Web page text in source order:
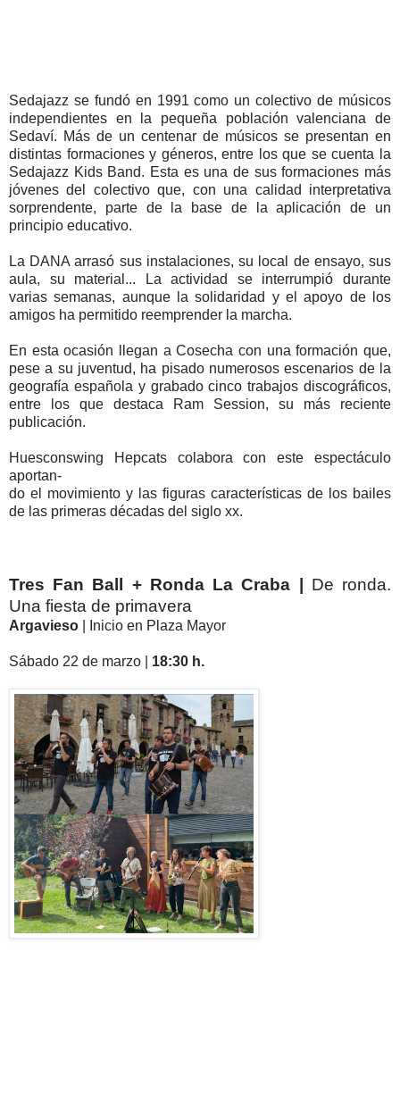
Sedajazz se fundó en 1991 como un colectivo de músicos
independientes en la pequeña población valenciana de
Sedaví. Más de un centenar de músicos se presentan en
distintas formaciones y géneros, entre los que se cuenta la
Sedajazz Kids Band. Esta es una de sus formaciones más
jóvenes del colectivo que, con una calidad interpretativa
sorprendente, parte de la base de la aplicación de un
principio educativo.
La DANA arrasó sus instalaciones, su local de ensayo, sus
aula, su material... La actividad se interrumpió durante
varias semanas, aunque la solidaridad y el apoyo de los
amigos ha permitido reemprender la marcha.
En esta ocasión llegan a Cosecha con una formación que,
pese a su juventud, ha pisado numerosos escenarios de la
geografía española y grabado cinco trabajos discográficos,
entre los que destaca Ram Session, su más reciente
publicación.
Huesconswing Hepcats colabora con este espectáculo
aportan-
do el movimiento y las figuras características de los bailes
de las primeras décadas del siglo xx.
Tres Fan Ball + Ronda La Craba | De ronda.
Una fiesta de primavera
Argavieso | Inicio en Plaza Mayor
Sábado 22 de marzo | 18:30 h.